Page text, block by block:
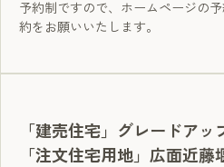
予約制ですので、ホームページの
約をお願いいたします。
「建売住宅」グレードアッ
「注文住宅用地」広面近